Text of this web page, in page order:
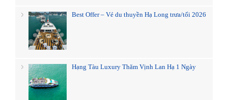
Best Offer – Vé du thuyền Hạ Long trưa/tối 2026
Hạng Tàu Luxury Thăm Vịnh Lan Hạ 1 Ngày